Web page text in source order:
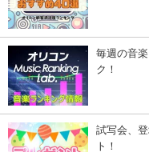
毎週の音
ク！
試写会、
ト！